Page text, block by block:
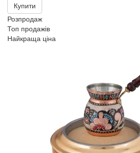
Купити
Розпродаж
Топ продажів
Найкраща ціна